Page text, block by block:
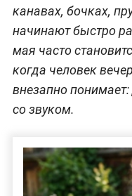
канавах, бочках,
начинают быстро
мая часто
когда человек
внезапно
со звуком.